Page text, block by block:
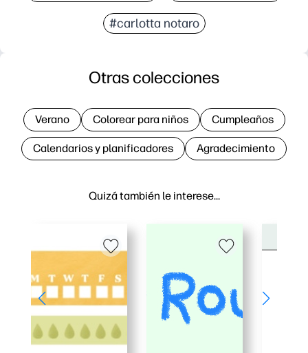
#carlotta notaro
Quizá también le interese…
Otras colecciones
Verano Colorear para niños Cumpleaños
Calendarios y planificadores Agradecimiento